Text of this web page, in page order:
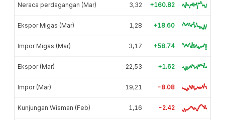
Neraca perdagangan (Mar) 3,32 +160.82
Ekspor Migas (Mar) 1,28 +18.60
Impor Migas (Mar) 3,17 +58.74
Ekspor (Mar) 22,53 +1.62
Impor (Mar) 19,21 -8.08
Kunjungan Wisman (Feb) 1,16 -2.42